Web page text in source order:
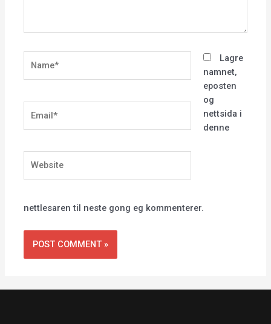
Lagre
namnet,
eposten
og
nettsida i
denne
nettlesaren til neste gong eg kommenterer.